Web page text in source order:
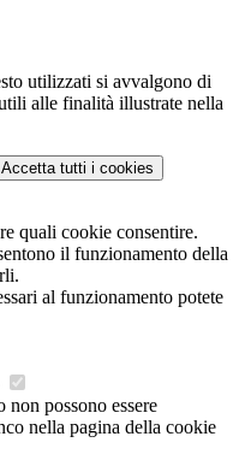
utilizzati si avvalgono di
alle finalità illustrate nella
Accetta tutti i cookies
quali cookie consentire.
il funzionamento della
al funzionamento potete
possono essere
nella pagina della cookie